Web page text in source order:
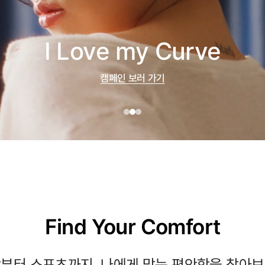
I Love my Curve
캠페인 보러 가기
Find Your Comfort